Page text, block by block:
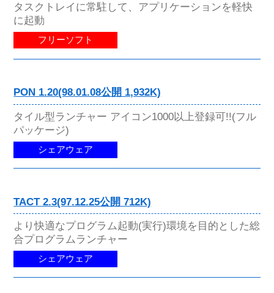
タスクトレイに常駐して、アプリケーションを軽快
に起動
フリーソフト
PON 1.20(98.01.08公開 1,932K)
タイル型ランチャー アイコン1000以上登録可!!(フル
パッケージ)
シェアウェア
TACT 2.3(97.12.25公開 712K)
より快適なプログラム起動(実行)環境を目的とした総
合プログラムランチャー
シェアウェア